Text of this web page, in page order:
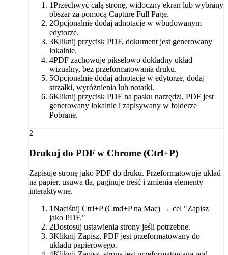
1Przechwyć całą stronę, widoczny ekran lub wybrany
obszar za pomocą Capture Full Page.
2Opcjonalnie dodaj adnotacje w wbudowanym
edytorze.
3Kliknij przycisk PDF, dokument jest generowany
lokalnie.
4PDF zachowuje pikselowo dokładny układ
wizualny, bez przeformatowania druku.
5Opcjonalnie dodaj adnotacje w edytorze, dodaj
strzałki, wyróżnienia lub notatki.
6Kliknij przycisk PDF na pasku narzędzi, PDF jest
generowany lokalnie i zapisywany w folderze
Pobrane.
2
Drukuj do PDF w Chrome (Ctrl+P)
Zapisuje stronę jako PDF do druku. Przeformatowuje układ
na papier, usuwa tła, paginuje treść i zmienia elementy
interaktywne.
1Naciśnij Ctrl+P (Cmd+P na Mac) → cel "Zapisz
jako PDF."
2Dostosuj ustawienia strony jeśli potrzebne.
3Kliknij Zapisz, PDF jest przeformatowany do
układu papierowego.